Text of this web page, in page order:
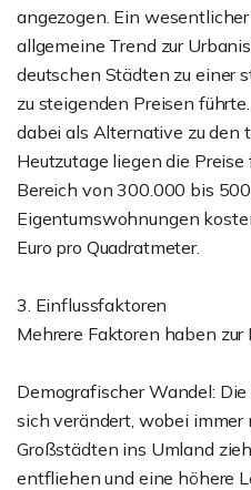
angezogen. Ein
allgemeine Trend zur
deutschen Städten zu einer
zu steigenden Preisen
dabei als Alternative zu den
Heutzutage liegen die
Bereich von 300.000 bis
Eigentumswohnungen
Euro pro Quadratmeter.
3. Einflussfaktoren
Mehrere Faktoren haben
Demografischer Wandel:
sich verändert, wobei immer
Großstädten ins Umland
entfliehen und eine höhere